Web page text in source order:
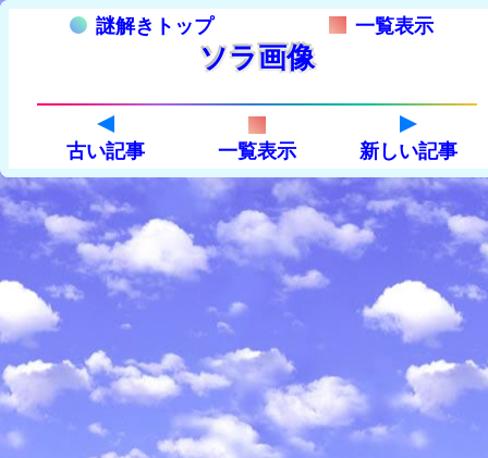
謎解きトップ 一覧表示
ソラ画像
古い記事 一覧表示 新しい記事